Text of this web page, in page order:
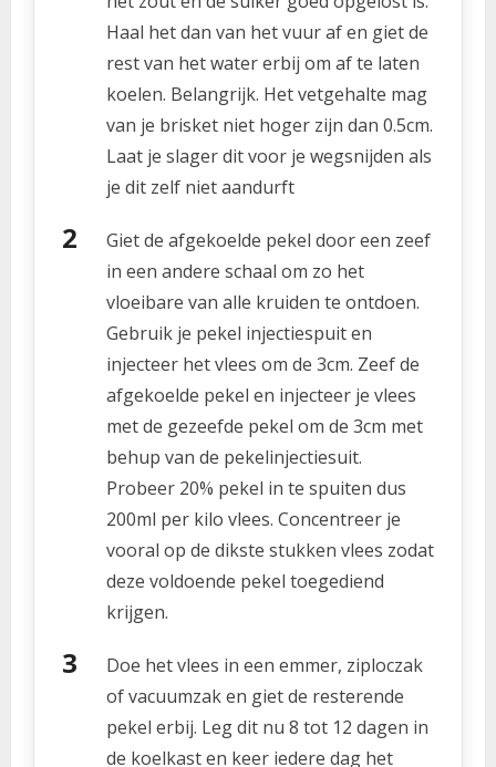
Haal het dan van het vuur af en giet de
rest van het water erbij om af te laten
koelen. Belangrijk. Het vetgehalte mag
van je brisket niet hoger zijn dan 0.5cm.
Laat je slager dit voor je wegsnijden als
je dit zelf niet aandurft
Giet de afgekoelde pekel door een zeef
in een andere schaal om zo het
vloeibare van alle kruiden te ontdoen.
Gebruik je pekel injectiespuit en
injecteer het vlees om de 3cm. Zeef de
afgekoelde pekel en injecteer je vlees
met de gezeefde pekel om de 3cm met
behup van de pekelinjectiesuit.
Probeer 20% pekel in te spuiten dus
200ml per kilo vlees. Concentreer je
vooral op de dikste stukken vlees zodat
deze voldoende pekel toegediend
krijgen.
Doe het vlees in een emmer, ziploczak
of vacuumzak en giet de resterende
pekel erbij. Leg dit nu 8 tot 12 dagen in
de koelkast en keer iedere dag het